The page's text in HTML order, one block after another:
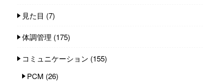
見た目 (7)
体調管理 (175)
コミュニケーション (155)
PCM (26)